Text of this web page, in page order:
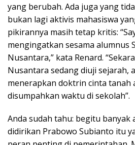
yang berubah. Ada juga yang
bukan lagi aktivis mahasiswa
pikirannya masih tetap kritis:
mengingatkan sesama alumnus
Nusantara,” kata Renard.
Nusantara sedang diuji sejarah,
menerapkan doktrin cinta tanah
disumpahkan waktu di sekolah”.
Anda sudah tahu: begitu banyak
didirikan Prabowo Subianto itu